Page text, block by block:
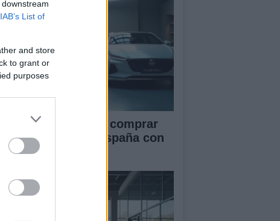
IAB’s List of
and store
to grant or
purposes
Guía definitiva para comprar
coches chinos en España con
seguridad